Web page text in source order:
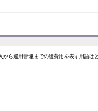
から運用管理までの総費用を表す用語